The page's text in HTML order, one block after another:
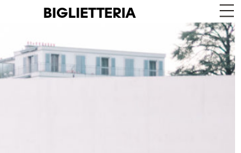
BIGLIETTERIA